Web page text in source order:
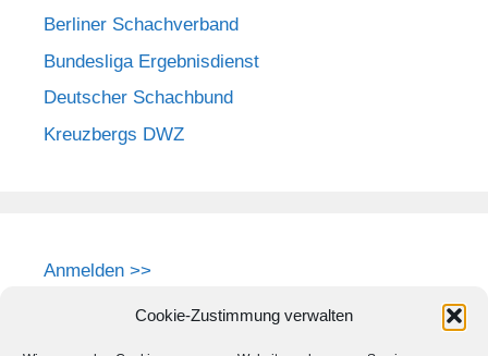
Cookie-Zustimmung verwalten
Berliner Schachverband
Bundesliga Ergebnisdienst
Deutscher Schachbund
Kreuzbergs DWZ
Anmelden >>